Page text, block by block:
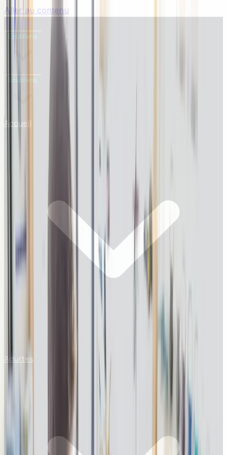
Aller au contenu
TOTEM
Ecublens
Ecublens
Accueil
Adultes